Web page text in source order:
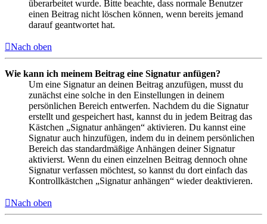
überarbeitet wurde. Bitte beachte, dass normale Benutzer
einen Beitrag nicht löschen können, wenn bereits jemand
darauf geantwortet hat.
Nach oben
Wie kann ich meinem Beitrag eine Signatur anfügen?
Um eine Signatur an deinen Beitrag anzufügen, musst du
zunächst eine solche in den Einstellungen in deinem
persönlichen Bereich entwerfen. Nachdem du die Signatur
erstellt und gespeichert hast, kannst du in jedem Beitrag das
Kästchen „Signatur anhängen“ aktivieren. Du kannst eine
Signatur auch hinzufügen, indem du in deinem persönlichen
Bereich das standardmäßige Anhängen deiner Signatur
aktivierst. Wenn du einen einzelnen Beitrag dennoch ohne
Signatur verfassen möchtest, so kannst du dort einfach das
Kontrollkästchen „Signatur anhängen“ wieder deaktivieren.
Nach oben